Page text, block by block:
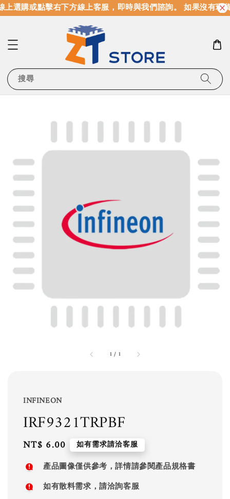
選購或點擊右下方線上客服，即時與我們諮詢。 如果沒有現
搜尋
1 / 1
INFINEON
IRF9321TRPBF
Regular
price
NT$ 6.00 如有需求請洽客服
產品圖像僅供參考，詳情請參閱產品規格書
如有散料需求，請洽詢客服